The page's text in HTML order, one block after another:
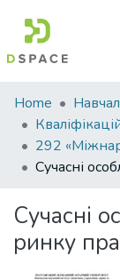
Communities
&
Collections
All of DSpace
Statistics
Home
Сучасні
ринку